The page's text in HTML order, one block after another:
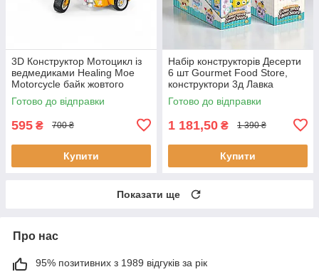
3D Конструктор Мотоцикл із
ведмедиками Healing Moe
Motorcycle байк жовтого
кольору 19 см
Готово до відправки
595 ₴ 700 ₴
Купити
Набір конструкторів Десерти
6 шт Gourmet Food Store,
конструктори 3д Лавка
ласощів колекція персонажів
9 см
Готово до відправки
1 181,50 ₴ 1 390 ₴
Купити
Показати ще
Про нас
95% позитивних з 1989 відгуків за рік